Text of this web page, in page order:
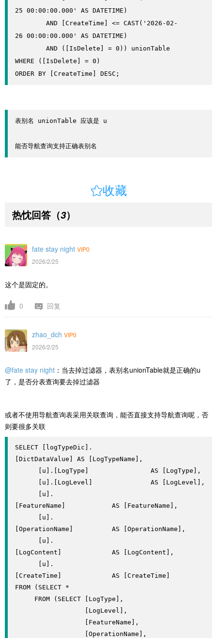
25 00:00:00.000' AS DATETIME)
AND [CreateTime] <= CAST('2026-02-
26 00:00:00.000' AS DATETIME)
AND ([IsDelete] = 0)) unionTable
WHERE ([IsDelete] = 0)
ORDER BY [CreateTime] DESC;
表别名 unionTable 应该是 u
能否导航查询支持正确表别名
收藏
热忱回答 （3）
fate stay night VIP0
2026/2/25
这个是固定的。
0 回复
zhao_dch VIP0
2026/2/25
@fate stay night ：当去掉过滤器，表别名unionTable就是正确的u
了，是否分表查询要去掉过滤器
或者不使用导航查询表采用关联查询，能否直接支持导航查询呢，否
则要很多关联
SELECT [logTypeDic].
[DictDataValue] AS [LogTypeName],
[u].[LogType]                AS [LogType],
[u].[LogLevel]               AS [LogLevel],
[u].
[FeatureName]            AS [FeatureName],
[u].
[OperationName]          AS [OperationName],
[u].
[LogContent]             AS [LogContent],
[u].
[CreateTime]             AS [CreateTime]
FROM (SELECT *
FROM (SELECT [LogType],
[LogLevel],
[FeatureName],
[OperationName],